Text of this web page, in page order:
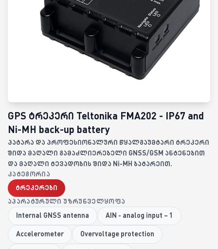
GPS ტრეკერი Teltonika FMA202 - IP67 and
Ni-MH back-up battery
პატარა და პროფესიონალური წყალგაუმტარი ტრეკერი
შიდა მაღალი გამაძლიერებელი GNSS/GSM ანტენებით
და მაღალი ტევადობის შიდა Ni-MH ბატარეით.
ᲙᲐᲢᲔᲒᲝᲠᲘᲐ
ტრეკერები
ᲐᲞᲐᲠᲐᲢᲣᲠᲣᲚᲘ ᲣᲖᲠᲣᲜᲕᲔᲚᲧᲝᲤᲐ
Internal GNSS antenna AIN - analog input – 1
Accelerometer Overvoltage protection